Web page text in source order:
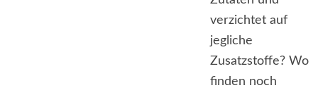
verzichtet auf
jegliche
Zusatzstoffe? Wo
finden noch